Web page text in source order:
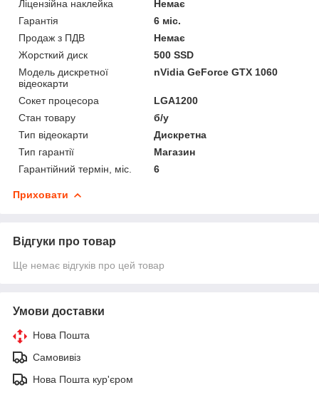
Ліцензійна наклейка
Немає
Гарантія
6 міс.
Продаж з ПДВ
Немає
Жорсткий диск
500 SSD
Модель дискретної
відеокарти
nVidia GeForce GTX 1060
Сокет процесора
LGA1200
Стан товару
б/у
Тип відеокарти
Дискретна
Тип гарантії
Магазин
Гарантійний термін, міс.
6
Приховати
Відгуки про товар
Ще немає відгуків про цей товар
Умови доставки
Нова Пошта
Самовивіз
Нова Пошта кур'єром